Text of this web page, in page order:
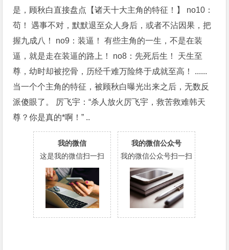
是，顾秋白直接盘点【诸天十大主角的特征！】 no10：
苟！ 遇事不对，默默退至众人身后，或者不沾因果，把
握九成八！ no9：装逼！ 有些主角的一生，不是在装
逼，就是走在装逼的路上！ no8：先死后生！ 天生至
尊，幼时却被挖骨，历经千难万险终于成就至高！ ......
当一个个主角的特征，被顾秋白曝光出来之后，无数反
派傻眼了。 厉飞宇：“杀人放火厉飞宇，救苦救难韩天
尊？你是真的*啊！” ..
我的微信
这是我的微信扫一扫
我的微信公众号
我的微信公众号扫一扫